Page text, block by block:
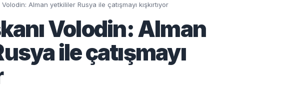
Alman yetkililer Rusya ile çatışmayı kışkırtıyor
Volodin: Alman
ile çatışmayı